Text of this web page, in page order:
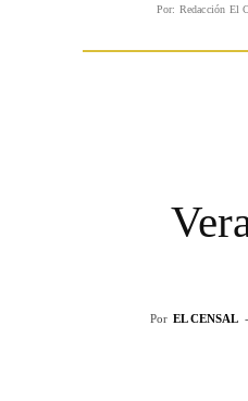
Por: Redacción El
Por EL CENSAL -